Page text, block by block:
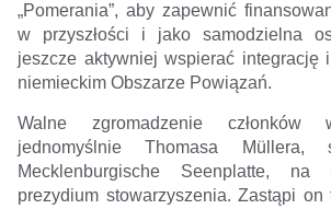
„Pomerania”, aby zapewnić
w przyszłości i jako samodzielna
jeszcze aktywniej wspierać integrację
niemieckim Obszarze Powiązań.
Walne zgromadzenie członków
jednomyślnie Thomasa Müllera,
Mecklenburgische Seenplatte, na
prezydium stowarzyszenia. Zastąpi